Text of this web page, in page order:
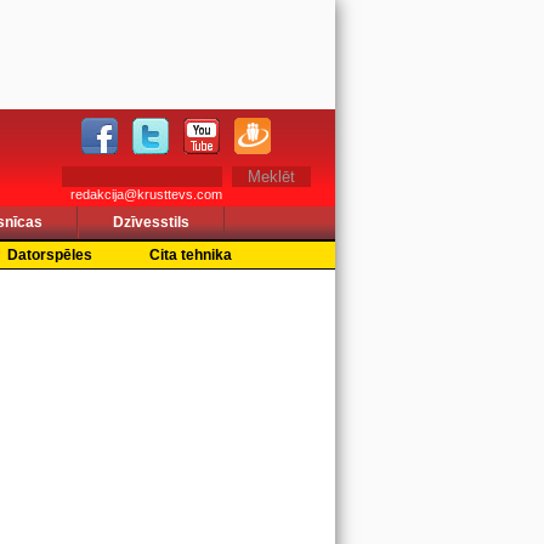
redakcija@krusttevs.com
Dzīvesstils
Datorspēles
Cita tehnika